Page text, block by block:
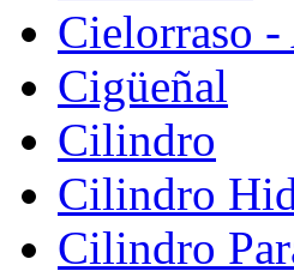
Cielorraso
Cigüeñal
Cilindro
Cilindro
Cilindro